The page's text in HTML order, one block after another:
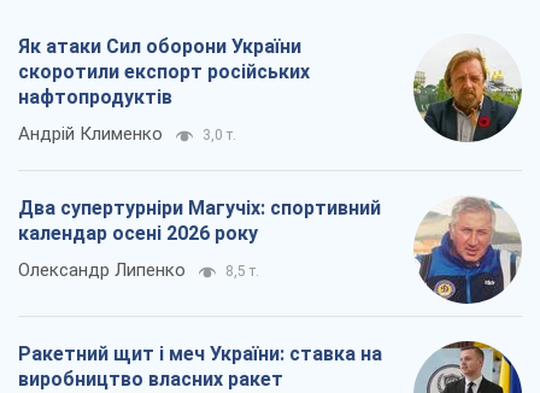
Як атаки Сил оборони України
скоротили експорт російських
нафтопродуктів
Андрій Клименко 3,0 т.
Два супертурніри Магучіх: спортивний
календар осені 2026 року
Олександр Липенко 8,5 т.
Ракетний щит і меч України: ставка на
виробництво власних ракет